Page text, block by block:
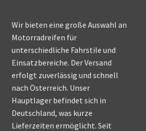
Wir bieten eine große Auswahl an
Motorradreifen für
unterschiedliche Fahrstile und
Einsatzbereiche. Der Versand
erfolgt zuverlässig und schnell
nach Österreich. Unser
Hauptlager befindet sich in
Deutschland, was kurze
Lieferzeiten ermöglicht. Seit